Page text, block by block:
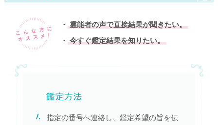
霊能者の声で直接結果が聞きたい。
今すぐ鑑定結果を知りたい。
指定の番号へ連絡し、鑑定希望の旨を伝